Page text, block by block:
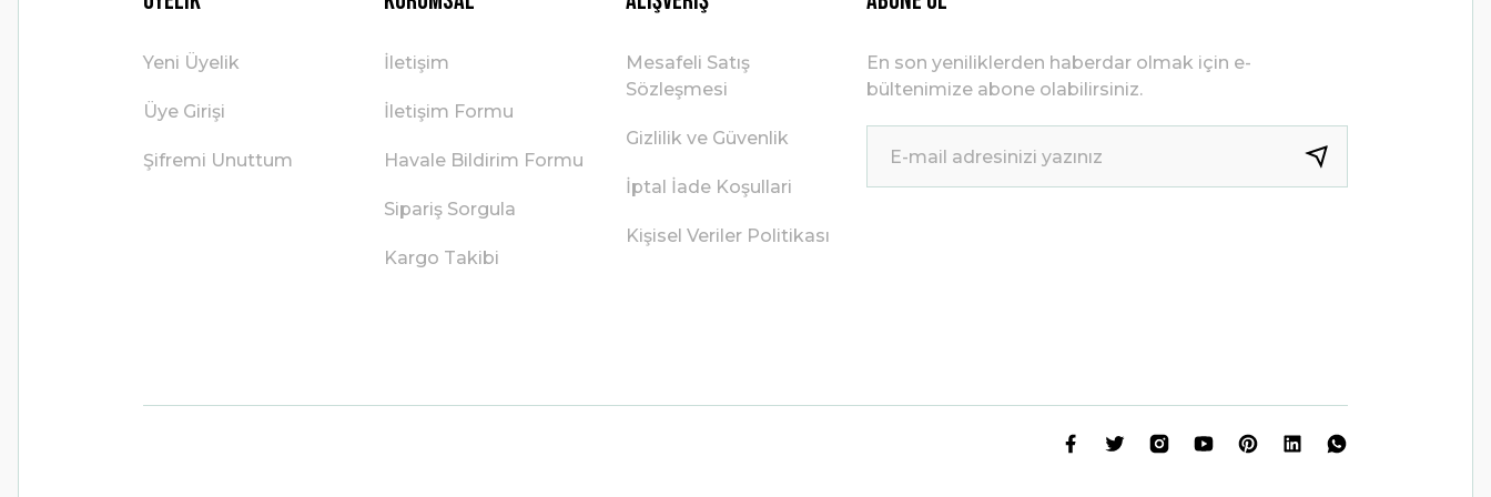
Yeni Üyelik
Üye Girişi
Şifremi Unuttum
İletişim
İletişim Formu
Havale Bildirim Formu
Sipariş Sorgula
Kargo Takibi
Mesafeli Satış
Sözleşmesi
Gizlilik ve Güvenlik
İptal İade Koşullari
Kişisel Veriler Politikası
En son yeniliklerden haberdar olmak için e-
bültenimize abone olabilirsiniz.